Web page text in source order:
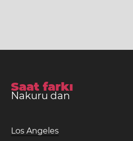
Saat farkı
Nakuru dan
Los Angeles